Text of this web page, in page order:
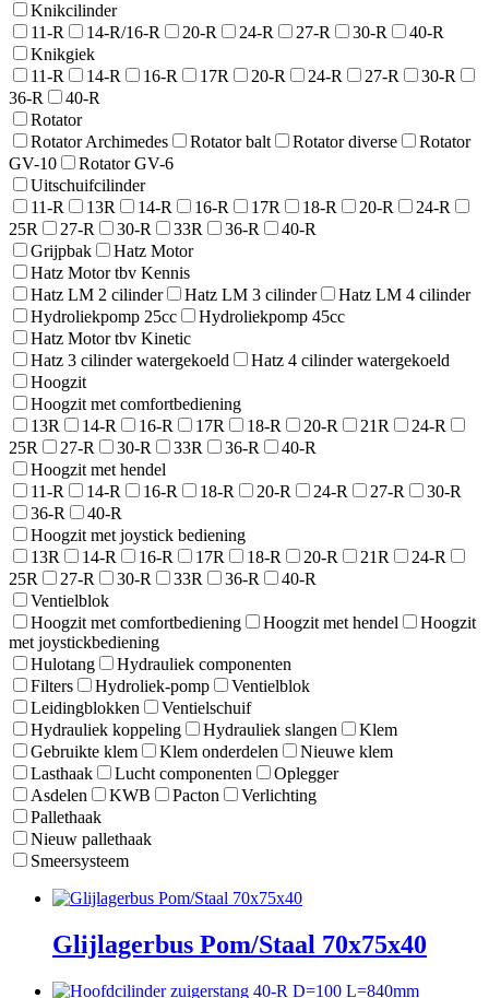
Knikcilinder
11-R
14-R/16-R 20-R 24-R 27-R 30-R
40-R
Knikgiek
11-R
14-R 16-R 17R 20-R 24-R 27-R
30-R
36-R
40-R
Rotator
Rotator Archimedes
Rotator balt Rotator diverse
Rotator
GV-10
Rotator GV-6
Uitschuifcilinder
11-R
13R 14-R 16-R 17R 18-R 20-R
24-R
25R
27-R 30-R 33R 36-R
40-R
Grijpbak
Hatz Motor
Hatz Motor tbv Kennis
Hatz LM 2 cilinder
Hatz LM 3 cilinder
Hatz LM 4 cilinder
Hydroliekpomp 25cc
Hydroliekpomp 45cc
Hatz Motor tbv Kinetic
Hatz 3 cilinder watergekoeld
Hatz 4 cilinder watergekoeld
Hoogzit
Hoogzit met comfortbediening
13R
14-R 16-R 17R 18-R 20-R 21R
24-R
25R
27-R 30-R 33R 36-R
40-R
Hoogzit met hendel
11-R
14-R 16-R 18-R 20-R 24-R 27-R
30-R
36-R
40-R
Hoogzit met joystick bediening
13R
14-R 16-R 17R 18-R 20-R 21R
24-R
25R
27-R 30-R 33R 36-R
40-R
Ventielblok
Hoogzit met comfortbediening
Hoogzit met hendel
Hoogzit
met joystickbediening
Hulotang
Hydrauliek componenten
Filters
Hydroliek-pomp
Ventielblok
Leidingblokken
Ventielschuif
Hydrauliek koppeling
Hydrauliek slangen
Klem
Gebruikte klem
Klem onderdelen
Nieuwe klem
Lasthaak
Lucht componenten
Oplegger
Asdelen
KWB Pacton
Verlichting
Pallethaak
Nieuw pallethaak
Smeersysteem
Glijlagerbus Pom/Staal 70x75x40